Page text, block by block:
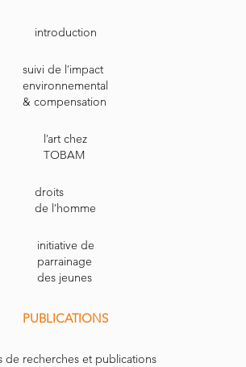
introduction
suivi de l’impact
environnemental
& compensation
l’art chez
TOBAM
droits
de l’homme
initiative de
parrainage
des jeunes
PUBLICATIONS
de recherches et publications